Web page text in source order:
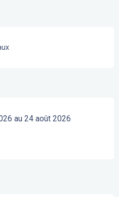
au 24 août 2026